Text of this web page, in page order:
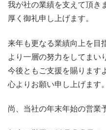
我が社の業績を支えて頂き
厚く御礼申し上げます。
来年も更なる業績向上を目
より一層の努力をしてまい
今後ともご支援を賜ります
心よりお願い申し上げます。
尚、当社の年末年始の営業